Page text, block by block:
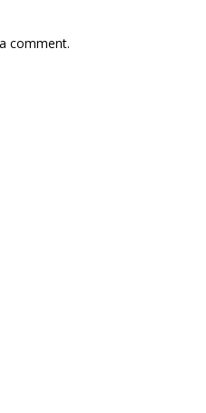
comment.